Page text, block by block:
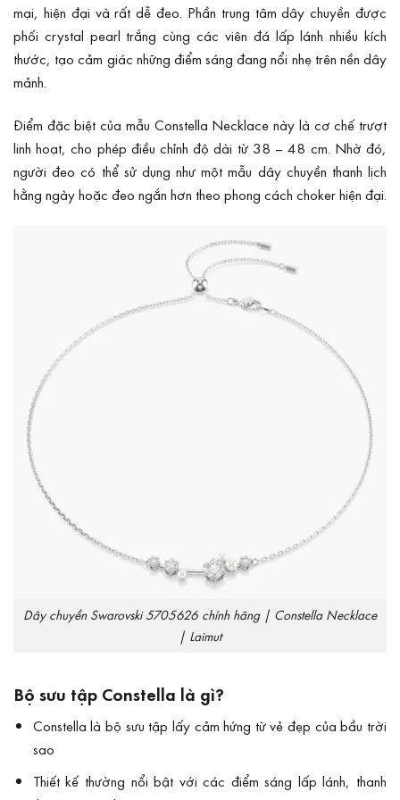
mại, hiện đại và rất dễ đeo. Phần trung tâm dây chuyền được
phối crystal pearl trắng cùng các viên đá lấp lánh nhiều kích
thước, tạo cảm giác những điểm sáng đang nổi nhẹ trên nền dây
mảnh.
Điểm đặc biệt của mẫu Constella Necklace này là cơ chế trượt
linh hoạt, cho phép điều chỉnh độ dài từ 38 – 48 cm. Nhờ đó,
người đeo có thể sử dụng như một mẫu dây chuyền thanh lịch
hằng ngày hoặc đeo ngắn hơn theo phong cách choker hiện đại.
Dây chuyền Swarovski 5705626 chính hãng | Constella Necklace
| Laimut
Bộ sưu tập Constella là gì?
Constella là bộ sưu tập lấy cảm hứng từ vẻ đẹp của bầu trời
sao
Thiết kế thường nổi bật với các điểm sáng lấp lánh, thanh